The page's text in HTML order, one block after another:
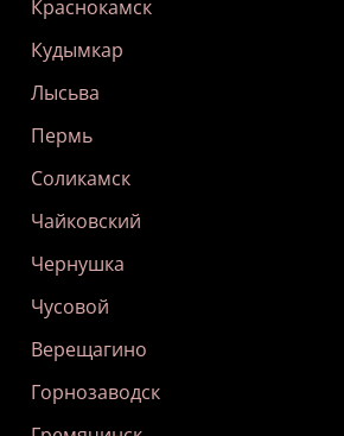
Краснокамск
Кудымкар
Лысьва
Пермь
Соликамск
Чайковский
Чернушка
Чусовой
Верещагино
Горнозаводск